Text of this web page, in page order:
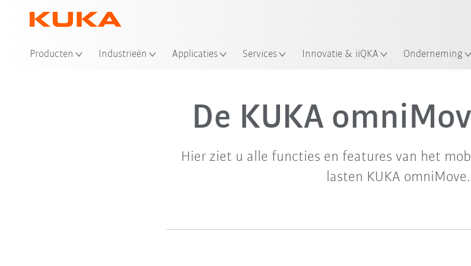
Producten Industrieën Applicaties Services Innovatie & iiQKA Onderneming
De KUKA
Hier ziet u alle functies en features van het
lasten KUKA omniMove.